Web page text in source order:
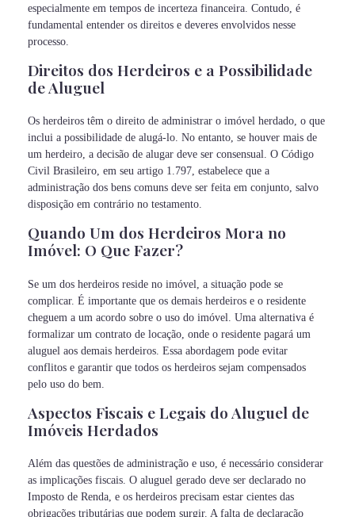
especialmente em tempos de incerteza financeira. Contudo, é
fundamental entender os direitos e deveres envolvidos nesse
processo.
Direitos dos Herdeiros e a Possibilidade
de Aluguel
Os herdeiros têm o direito de administrar o imóvel herdado, o que
inclui a possibilidade de alugá-lo. No entanto, se houver mais de
um herdeiro, a decisão de alugar deve ser consensual. O Código
Civil Brasileiro, em seu artigo 1.797, estabelece que a
administração dos bens comuns deve ser feita em conjunto, salvo
disposição em contrário no testamento.
Quando Um dos Herdeiros Mora no
Imóvel: O Que Fazer?
Se um dos herdeiros reside no imóvel, a situação pode se
complicar. É importante que os demais herdeiros e o residente
cheguem a um acordo sobre o uso do imóvel. Uma alternativa é
formalizar um contrato de locação, onde o residente pagará um
aluguel aos demais herdeiros. Essa abordagem pode evitar
conflitos e garantir que todos os herdeiros sejam compensados
pelo uso do bem.
Aspectos Fiscais e Legais do Aluguel de
Imóveis Herdados
Além das questões de administração e uso, é necessário considerar
as implicações fiscais. O aluguel gerado deve ser declarado no
Imposto de Renda, e os herdeiros precisam estar cientes das
obrigações tributárias que podem surgir. A falta de declaração